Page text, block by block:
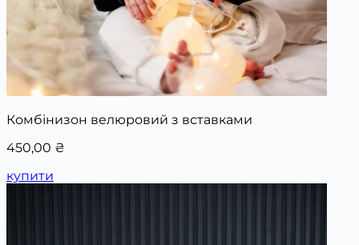
Комбінизон велюровий з вставками
450,00 ₴
купити